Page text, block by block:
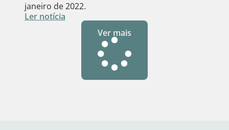
janeiro de 2022.
Ler notícia
Ver mais